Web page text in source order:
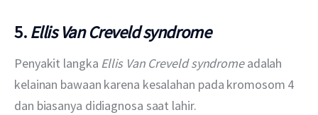
5.Ellis Van Creveld syndrome
Penyakit langka Ellis Van Creveld syndrome adalah
kelainan bawaan karena kesalahan pada kromosom 4
dan biasanya didiagnosa saat lahir.